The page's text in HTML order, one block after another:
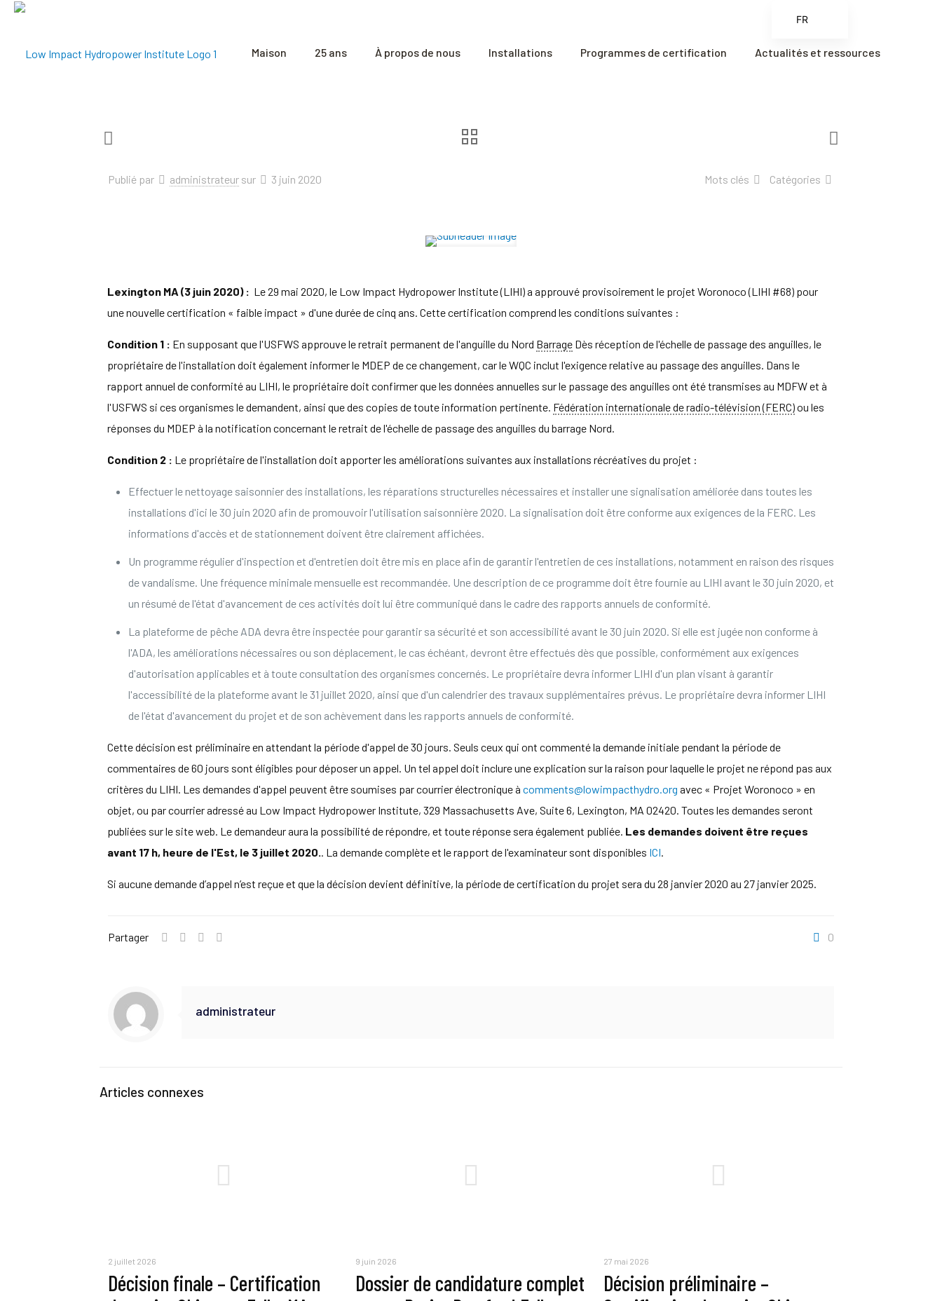
Maison 25 ans À propos de nous Installations Programmes de certification Actualités et ressources
Publié par administrateur sur 3 juin 2020 Catégories
Mots clés
Lexington MA (3 juin 2020) : Le 29 mai 2020, le Low Impact Hydropower Institute (LIHI) a approuvé provisoirement le projet Woronoco (LIHI #68) pour
une nouvelle certification « faible impact » d'une durée de cinq ans. Cette certification comprend les conditions suivantes :
Condition 1 : En supposant que l'USFWS approuve le retrait permanent de l'anguille du Nord BarrageDès réception de l'échelle de passage des anguilles, le
propriétaire de l'installation doit également informer le MDEP de ce changement, car le WQC inclut l'exigence relative au passage des anguilles. Dans le
rapport annuel de conformité au LIHI, le propriétaire doit confirmer que les données annuelles sur le passage des anguilles ont été transmises au MDFW et à
l'USFWS si ces organismes le demandent, ainsi que des copies de toute information pertinente. Fédération internationale de radio-télévision (FERC)ou les
réponses du MDEP à la notification concernant le retrait de l'échelle de passage des anguilles du barrage Nord.
Condition 2 : Le propriétaire de l'installation doit apporter les améliorations suivantes aux installations récréatives du projet :
Effectuer le nettoyage saisonnier des installations, les réparations structurelles nécessaires et installer une signalisation améliorée dans toutes les
installations d'ici le 30 juin 2020 afin de promouvoir l'utilisation saisonnière 2020. La signalisation doit être conforme aux exigences de la FERC. Les
informations d'accès et de stationnement doivent être clairement affichées.
Un programme régulier d'inspection et d'entretien doit être mis en place afin de garantir l'entretien de ces installations, notamment en raison des risques
de vandalisme. Une fréquence minimale mensuelle est recommandée. Une description de ce programme doit être fournie au LIHI avant le 30 juin 2020, et
un résumé de l'état d'avancement de ces activités doit lui être communiqué dans le cadre des rapports annuels de conformité.
La plateforme de pêche ADA devra être inspectée pour garantir sa sécurité et son accessibilité avant le 30 juin 2020. Si elle est jugée non conforme à
l'ADA, les améliorations nécessaires ou son déplacement, le cas échéant, devront être effectués dès que possible, conformément aux exigences
d'autorisation applicables et à toute consultation des organismes concernés. Le propriétaire devra informer LIHI d'un plan visant à garantir
l'accessibilité de la plateforme avant le 31 juillet 2020, ainsi que d'un calendrier des travaux supplémentaires prévus. Le propriétaire devra informer LIHI
de l'état d'avancement du projet et de son achèvement dans les rapports annuels de conformité.
Cette décision est préliminaire en attendant la période d'appel de 30 jours. Seuls ceux qui ont commenté la demande initiale pendant la période de
commentaires de 60 jours sont éligibles pour déposer un appel. Un tel appel doit inclure une explication sur la raison pour laquelle le projet ne répond pas aux
critères du LIHI. Les demandes d'appel peuvent être soumises par courrier électronique à comments@lowimpacthydro.org avec « Projet Woronoco » en
objet, ou par courrier adressé au Low Impact Hydropower Institute, 329 Massachusetts Ave, Suite 6, Lexington, MA 02420. Toutes les demandes seront
publiées sur le site web. Le demandeur aura la possibilité de répondre, et toute réponse sera également publiée. Les demandes doivent être reçues
avant 17 h, heure de l'Est, le 3 juillet 2020.. La demande complète et le rapport de l'examinateur sont disponibles ICI.
Si aucune demande d’appel n’est reçue et que la décision devient définitive, la période de certification du projet sera du 28 janvier 2020 au 27 janvier 2025.
Partager 0
administrateur
Articles connexes
2 juillet 2026
Décision finale – Certification
9 juin 2026
Dossier de candidature complet
27 mai 2026
Décision préliminaire –
FR